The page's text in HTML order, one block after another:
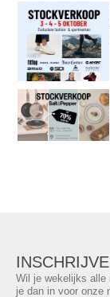
Wil je wekelijks alle
je dan in voor onze